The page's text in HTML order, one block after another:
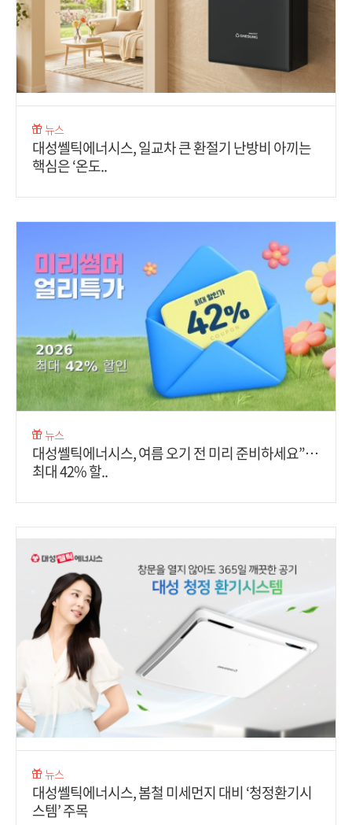
뉴스
대성쎌틱에너시스, 일교차 큰 환절기 난방비 아끼는
핵심은 ‘온도..
뉴스
대성쎌틱에너시스, 여름 오기 전 미리 준비하세요”…
최대 42% 할..
뉴스
대성쎌틱에너시스, 봄철 미세먼지 대비 ‘청정환기시
스템’ 주목